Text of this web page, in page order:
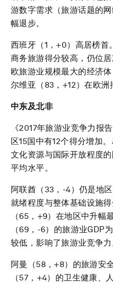
游数字需求（旅游话题的
幅退步。
西班牙（1，+0）高居榜
商务旅游得分较高，仍位
欧旅游业规模最大的经济
尔维亚（83，+12）在欧洲
中东及北非
《2017年旅游业竞争力报
区15国中有12个得分增加
文化资源与国际开放程度
平均水平。
阿联酋（33，-4）仍是地
就绪程度与整体基础设施
（65，+9）在地区中升幅
（69，-6）的旅游业GDP
较低，影响了旅游业竞争力
阿曼（58，+8）的旅游安
（57，+4）的卫生健康、